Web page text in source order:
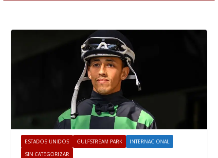
ESTADOS UNIDOS GULFSTREAM PARK
INTERNACIONAL
SIN CATEGORIZAR